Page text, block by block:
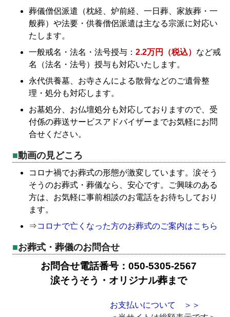
葬儀僧侶派遣（枕経、炉前経、一日葬、家族葬・一
般葬）や法要・供養僧侶派遣は主なる宗派に対応い
たします。
一般戒名・法名・法号授与：2.2万円（税込） など戒
名（法名・法号）授与も対応いたします。
永代供養墓、お寺さんによる散骨などのご遺骨整
理・処分も対応します。
お墓処分、お仏壇処分も対応しておりますので、受
付係の葬送サービスアドバイザーまでお気軽にお問
合せください。
動画の見どころ
コロナ禍でお葬式の形態が激変しています。涙そう
そうのお葬式・葬儀なら、安心です。ご興味のある
方は、お気軽に事前相談のお電話をお待ちしており
ます。
⇒コロナで亡くなった方のお葬式のご案内はこちら
お葬式・葬儀のお問合せ
お問合せ電話番号：050-5305-2567
涙そうそう・オリジナル葬まで
お支払いについて ＞＞